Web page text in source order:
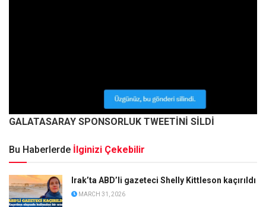
GALATASARAY SPONSORLUK TWEETİNİ SİLDİ
Bu Haberlerde İlginizi Çekebilir
Irak’ta ABD’li gazeteci Shelly Kittleson kaçırıldı
MARCH 31, 2026